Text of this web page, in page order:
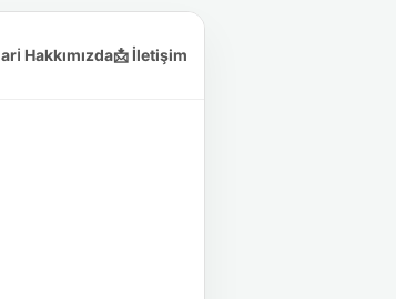
ℹ️ Hakkımızda📩 İletişim